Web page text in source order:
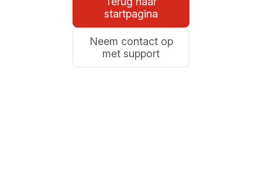
startpagina
Neem contact op
met support